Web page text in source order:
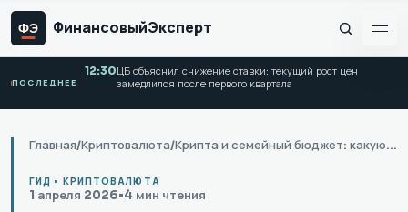
ФЭ ФинансовыйЭксперт
ПОСЛЕДНЕЕ
12:30ЦБ объяснил снижение ставки: текущий рост цен
замедлился после первого квартала
Главная/Криптовалюта/ Крипта и семейный бюджет: какую сумму туда точно не стоит нести
ГИД • КРИПТОВАЛЮТА
1 апреля 2026•4 мин чтения